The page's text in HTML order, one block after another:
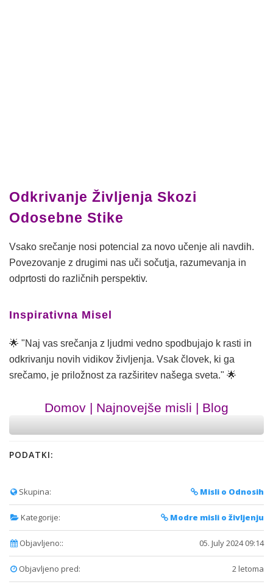
Odkrivanje Življenja Skozi
Odosebne Stike
Vsako srečanje nosi potencial za novo učenje ali navdih.
Povezovanje z drugimi nas uči sočutja, razumevanja in
odprtosti do različnih perspektiv.
Inspirativna Misel
🌟 "Naj vas srečanja z ljudmi vedno spodbujajo k rasti in
odkrivanju novih vidikov življenja. Vsak človek, ki ga
srečamo, je priložnost za razširitev našega sveta." 🌟
Domov | Najnovejše misli | Blog
PODATKI:
Skupina: Misli o Odnosih
Kategorije: Modre misli o življenju
Objavljeno:: 05. July 2024 09:14
Objavljeno pred: 2 letoma